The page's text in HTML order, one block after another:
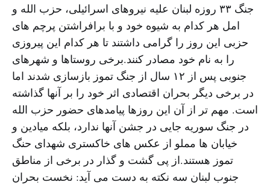
جنگ ۳۳ روزه لبنان علیه نیروهای اسرائیلی، حزب الله و
امل هر کدام به شیوه خود و با برافراشتن پرچم های
حزبی این روز را گرامی داشتند تا هر کدام این پیروزی
را به نام خود مصادر کنند.برخی روستاها و شهرهای
جنوبی پس از ۱۲ سال از جنگ تموز بازسازی شدند اما
در برخی دیگر بحران اقتصادی اثر خود را بر آنها گذاشته
است. مهم تر از آن این روزها پیامدهای حضور حزب الله
در جنگ سوریه جایی در جشن آنها ندارد، بلکه میادین و
خیابان ها مملو از عکس های خاکستری شهدای حنگ
تموز هستند.از پی گشت و گذار در برخی از مناطق
جنوب لبنان سه نکته به دست می آید: نخست بحران